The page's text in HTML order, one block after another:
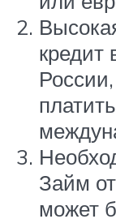
кредит
Займ
может